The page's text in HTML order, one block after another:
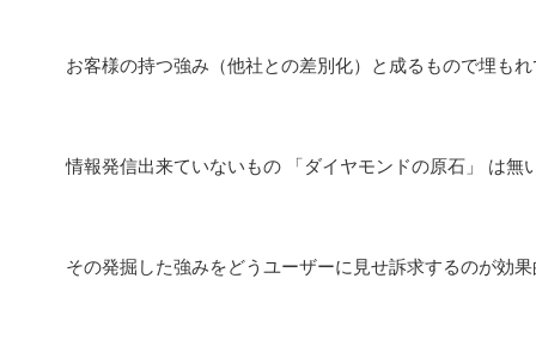
お客様の持つ強み（他社との差別化）と成るもので埋も
情報発信出来ていないもの 「ダイヤモンドの原石」 は無
その発掘した強みをどうユーザーに見せ訴求するのが効